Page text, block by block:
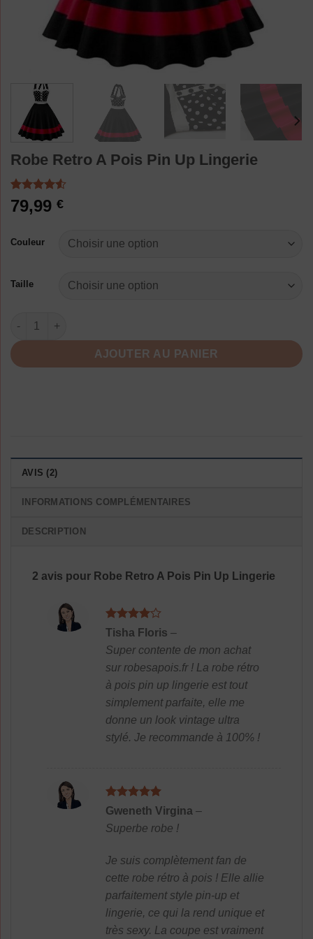
Robe Retro A Pois Pin Up Lingerie
Noté4.50
sur 5 basé
2
client
79,99 €
Couleur
Taille
quantité de Robe Retro A Pois Pin Up Lingerie
AJOUTER AU PANIER
AVIS (2)
INFORMATIONS COMPLÉMENTAIRES
DESCRIPTION
2 avis pour Robe Retro A Pois Pin Up Lingerie
Note4
Tisha Floris –
Super contente de mon achat
sur robesapois.fr ! La robe rétro
à pois pin up lingerie est tout
simplement parfaite, elle me
donne un look vintage ultra
stylé. Je recommande à 100% !
Note5sur
Gweneth Virgina –
Superbe robe !
Je suis complètement fan de
cette robe rétro à pois ! Elle allie
parfaitement style pin-up et
lingerie, ce qui la rend unique et
très sexy. La coupe est vraiment